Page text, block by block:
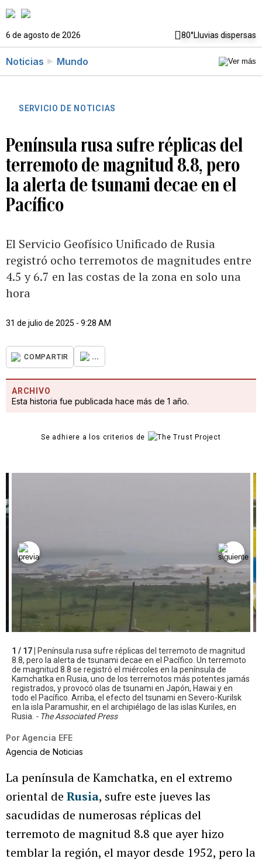
6 de agosto de 2026 80°Lluvias dispersas
Noticias Mundo
SERVICIO DE NOTICIAS
Península rusa sufre réplicas del
terremoto de magnitud 8.8, pero
la alerta de tsunami decae en el
Pacífico
El Servicio Geofísico Unificado de Rusia
registró ocho terremotos de magnitudes entre
4.5 y 6.7 en las costas de la zona en solo una
hora
31 de julio de 2025 - 9:28 AM
COMPARTIR ...
ARCHIVO
Esta historia fue publicada hace más de 1 año.
Se adhiere a los criterios de
1 / 17 |
Península rusa sufre réplicas del terremoto de magnitud
8.8, pero la alerta de tsunami decae en el Pacífico. Un terremoto
de magnitud 8.8 se registró el miércoles en la península de
Kamchatka en Rusia, uno de los terremotos más potentes jamás
registrados, y provocó olas de tsunami en Japón, Hawai y en
todo el Pacífico. Arriba, el efecto del tsunami en Severo-Kurilsk
en la isla Paramushir, en el archipiélago de las islas Kuriles, en
Rusia. - The Associated Press
Por Agencia EFE
Agencia de Noticias
La península de Kamchatka, en el extremo
oriental de Rusia, sufre este jueves las
sacudidas de numerosas réplicas del
terremoto de magnitud 8.8 que ayer hizo
temblar la región, el mayor desde 1952, pero la